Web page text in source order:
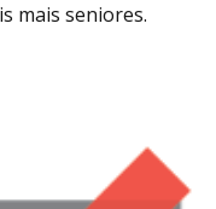
mais seniores.